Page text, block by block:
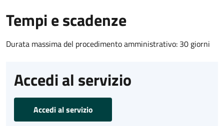
Tempi e scadenze
Durata massima del procedimento amministrativo: 30 giorni
Accedi al servizio
Accedi al servizio